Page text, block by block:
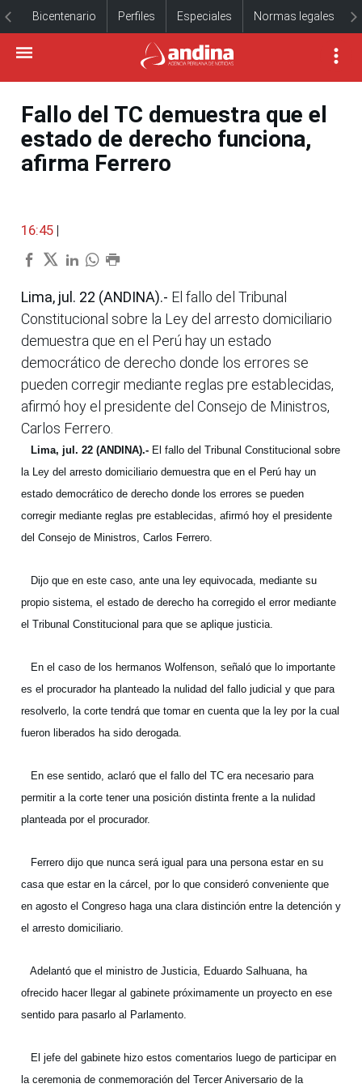
Bicentenario Perfiles Especiales Normas legales
Fallo del TC demuestra que el
estado de derecho funciona,
afirma Ferrero
16:45 |
Lima, jul. 22 (ANDINA).- El fallo del Tribunal
Constitucional sobre la Ley del arresto domiciliario
demuestra que en el Perú hay un estado
democrático de derecho donde los errores se
pueden corregir mediante reglas pre establecidas,
afirmó hoy el presidente del Consejo de Ministros,
Carlos Ferrero.
Lima, jul. 22 (ANDINA).- El fallo del Tribunal Constitucional sobre
la Ley del arresto domiciliario demuestra que en el Perú hay un
estado democrático de derecho donde los errores se pueden
corregir mediante reglas pre establecidas, afirmó hoy el presidente
del Consejo de Ministros, Carlos Ferrero.
Dijo que en este caso, ante una ley equivocada, mediante su
propio sistema, el estado de derecho ha corregido el error mediante
el Tribunal Constitucional para que se aplique justicia.
En el caso de los hermanos Wolfenson, señaló que lo importante
es el procurador ha planteado la nulidad del fallo judicial y que para
resolverlo, la corte tendrá que tomar en cuenta que la ley por la cual
fueron liberados ha sido derogada.
En ese sentido, aclaró que el fallo del TC era necesario para
permitir a la corte tener una posición distinta frente a la nulidad
planteada por el procurador.
Ferrero dijo que nunca será igual para una persona estar en su
casa que estar en la cárcel, por lo que consideró conveniente que
en agosto el Congreso haga una clara distinción entre la detención y
el arresto domiciliario.
Adelantó que el ministro de Justicia, Eduardo Salhuana, ha
ofrecido hacer llegar al gabinete próximamente un proyecto en ese
sentido para pasarlo al Parlamento.
El jefe del gabinete hizo estos comentarios luego de participar en
la ceremonia de conmemoración del Tercer Aniversario de la